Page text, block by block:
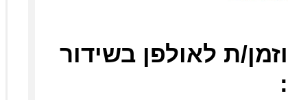
ת לאולפן בשידור